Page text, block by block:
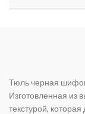
Тюль черная
Изготовленная из
текстурой,